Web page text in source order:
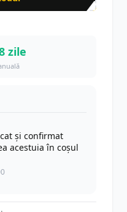
zile
și confirmat
acestuia în coșul